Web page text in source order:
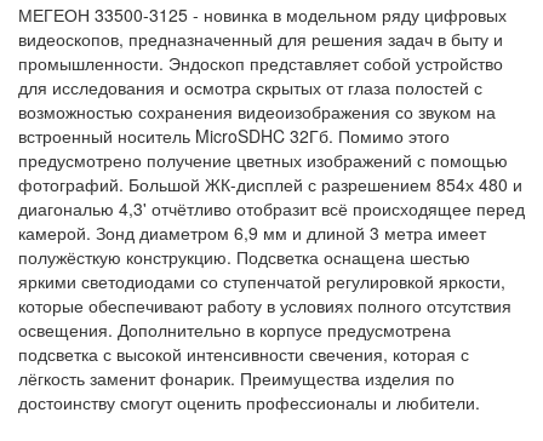
МЕГЕОН 33500-3125 - новинка в модельном ряду цифровых
видеоскопов, предназначенный для решения задач в быту и
промышленности. Эндоскоп представляет собой устройство
для исследования и осмотра скрытых от глаза полостей с
возможностью сохранения видеоизображения со звуком на
встроенный носитель MicroSDHC 32Гб. Помимо этого
предусмотрено получение цветных изображений с помощью
фотографий. Большой ЖК-дисплей с разрешением 854х 480 и
диагональю 4,3' отчётливо отобразит всё происходящее перед
камерой. Зонд диаметром 6,9 мм и длиной 3 метра имеет
полужёсткую конструкцию. Подсветка оснащена шестью
яркими светодиодами со ступенчатой регулировкой яркости,
которые обеспечивают работу в условиях полного отсутствия
освещения. Дополнительно в корпусе предусмотрена
подсветка с высокой интенсивности свечения, которая с
лёгкость заменит фонарик. Преимущества изделия по
достоинству смогут оценить профессионалы и любители.